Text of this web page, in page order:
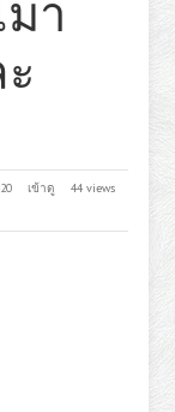
า
เข้าดู
44 views